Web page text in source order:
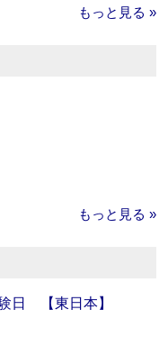
もっと見る »
もっと見る »
日 【東日本】